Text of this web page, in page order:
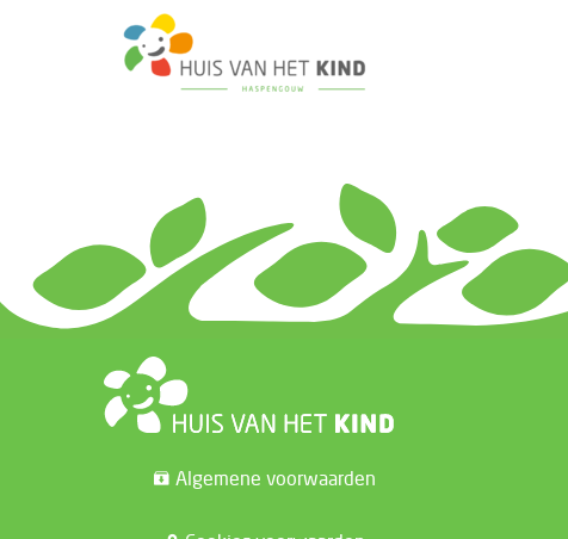
Algemene voorwaarden